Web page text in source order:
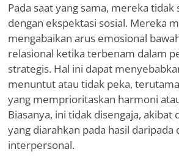
Pada saat yang sama, mereka tidak
dengan ekspektasi sosial. Mereka
mengabaikan arus emosional
relasional ketika terbenam dalam
strategis. Hal ini dapat
menuntut atau tidak peka,
yang memprioritaskan harmoni
Biasanya, ini tidak disengaja, akibat
yang diarahkan pada hasil daripada
interpersonal.